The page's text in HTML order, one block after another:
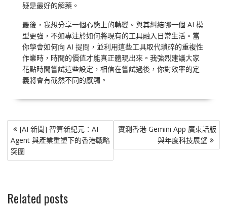
疑是最好的解藥。
最後，我想分享一個心態上的轉變。與其糾結哪一個 AI 模
型更強，不如專注於如何將現有的工具融入日常生活。當
你學會如何向 AI 提問，並利用這些工具取代瑣碎的重複性
作業時，時間的價值才能真正體現出來。我強烈建議大家
花點時間嘗試這些設定，相信在嘗試過後，你對效率的定
義將會有截然不同的感觸。
文
章
導
覽
[AI 新聞] 智算新紀元：AI
Agent 與產業重塑下的香港戰略
突圍
實測香港 Gemini App 廣東話版
與年度科技展望
Related posts